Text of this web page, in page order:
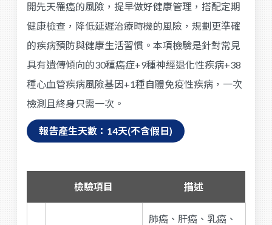
開先天罹癌的風險，提早做好健康管理，搭配定期
健康檢查，降低延遲治療時機的風險，規劃更準確
的疾病預防與健康生活習慣。本項檢驗是針對常見
具有遺傳傾向的30種癌症+9種神經退化性疾病+38
種心血管疾病風險基因+1種自體免疫性疾病，一次
檢測且終身只需一次。
報告產生天數：14天(不含假日)
檢驗項目 描述
肺癌、肝癌、乳癌、